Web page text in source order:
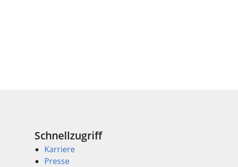
Schnellzugriff
Karriere
Presse